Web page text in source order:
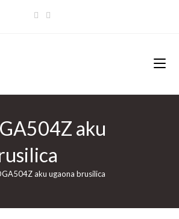
aku
aku ugaona brusilica